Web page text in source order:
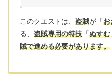
このクエストは、 盗賊が「お
る、 盗賊専用の特技 「ぬすむ
賊で進める必要があります。